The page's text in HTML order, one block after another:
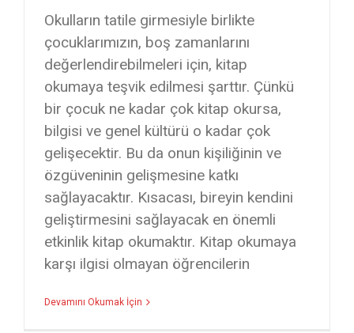
Okulların tatile girmesiyle birlikte
çocuklarımızın, boş zamanlarını
değerlendirebilmeleri için, kitap
okumaya teşvik edilmesi şarttır. Çünkü
bir çocuk ne kadar çok kitap okursa,
bilgisi ve genel kültürü o kadar çok
gelişecektir. Bu da onun kişiliğinin ve
özgüveninin gelişmesine katkı
sağlayacaktır. Kısacası, bireyin kendini
geliştirmesini sağlayacak en önemli
etkinlik kitap okumaktır. Kitap okumaya
karşı ilgisi olmayan öğrencilerin
Devamını Okumak İçin